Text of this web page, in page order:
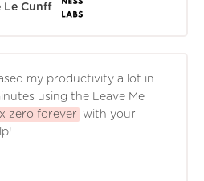
Le Cunff
my productivity a lot in
using the Leave Me
zero forever
with your